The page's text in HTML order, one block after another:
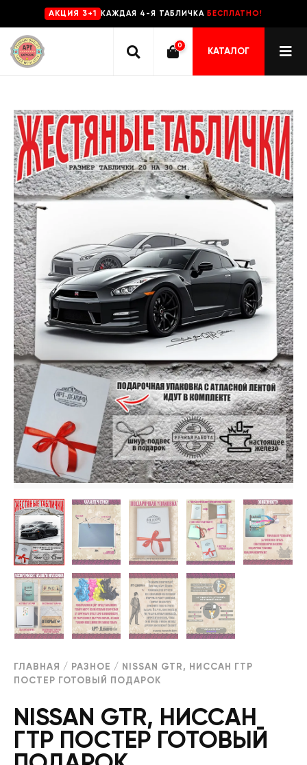
AKЦИЯ 3+1 КАЖДАЯ 4-Я ТАБЛИЧКА БЕСПЛАТНО!
0
КАТАЛОГ
ГЛАВНАЯ / РАЗНОЕ / NISSAN GTR, НИССАН ГТР
ПОСТЕР ГОТОВЫЙ ПОДАРОК
NISSAN GTR, НИССАН
ГТР ПОСТЕР ГОТОВЫЙ